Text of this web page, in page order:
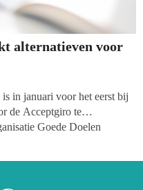
alternatieven voor
in januari voor het eerst bij
de Acceptgiro te
Goede Doelen